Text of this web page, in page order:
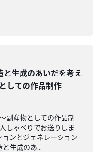
と生成のあいだを考え
しての作品制作
副産物としての作品制
しゃべりでお送りしま
ンとジェネレーション
生成のあ...